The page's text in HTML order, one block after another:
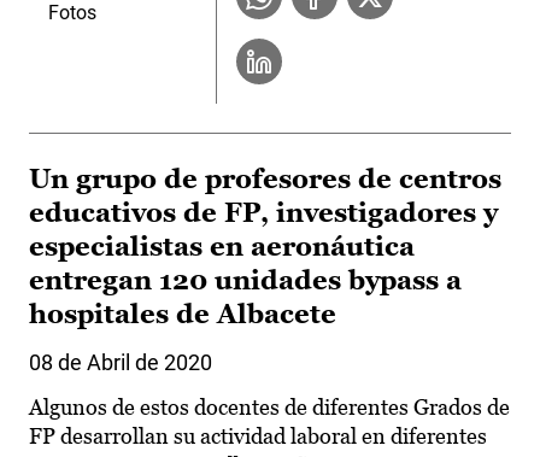
Fotos
Un grupo de profesores de centros
educativos de FP, investigadores y
especialistas en aeronáutica
entregan 120 unidades bypass a
hospitales de Albacete
08 de Abril de 2020
Algunos de estos docentes de diferentes Grados de
FP desarrollan su actividad laboral en diferentes